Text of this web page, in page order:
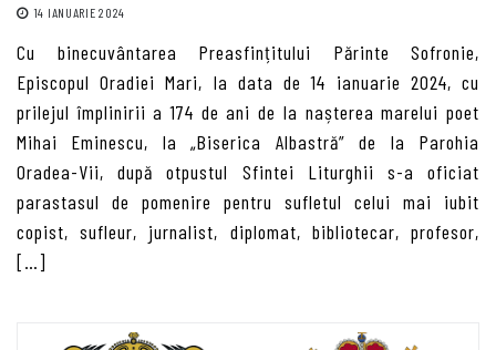
14 IANUARIE 2024
Cu binecuvântarea Preasfințitului Părinte Sofronie,
Episcopul Oradiei Mari, la data de 14 ianuarie 2024, cu
prilejul împlinirii a 174 de ani de la nașterea marelui poet
Mihai Eminescu, la „Biserica Albastră” de la Parohia
Oradea-Vii, după otpustul Sfintei Liturghii s-a oficiat
parastasul de pomenire pentru sufletul celui mai iubit
copist, sufleur, jurnalist, diplomat, bibliotecar, profesor,
[…]